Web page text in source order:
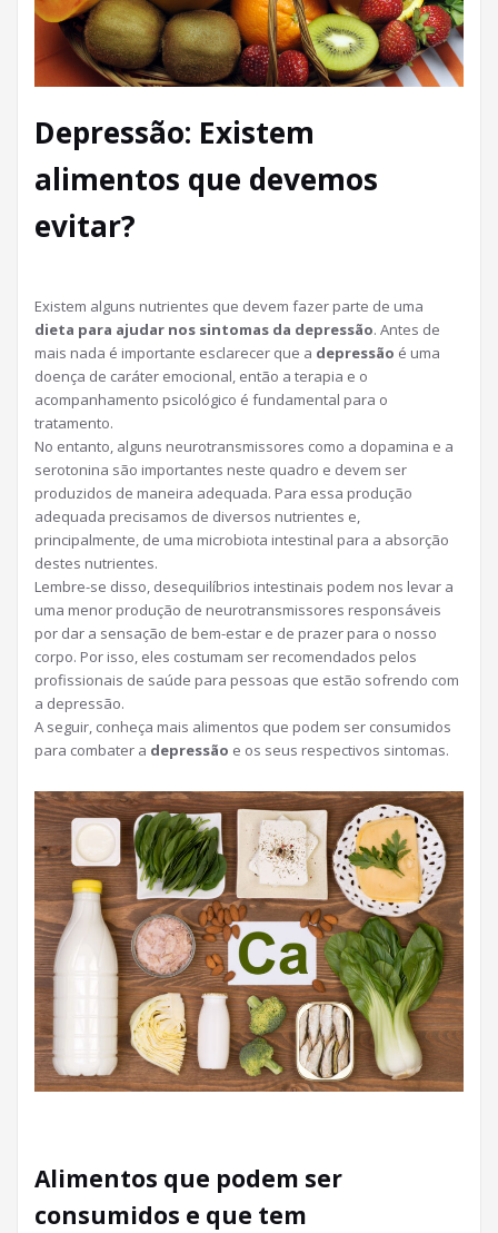
Depressão: Existem
alimentos que devemos
evitar?
Existem alguns nutrientes que devem fazer parte de uma
dieta para ajudar nos sintomas da depressão. Antes de
mais nada é importante esclarecer que a depressão é uma
doença de caráter emocional, então a terapia e o
acompanhamento psicológico é fundamental para o
tratamento.
No entanto, alguns neurotransmissores como a dopamina e a
serotonina são importantes neste quadro e devem ser
produzidos de maneira adequada. Para essa produção
adequada precisamos de diversos nutrientes e,
principalmente, de uma microbiota intestinal para a absorção
destes nutrientes.
Lembre-se disso, desequilíbrios intestinais podem nos levar a
uma menor produção de neurotransmissores responsáveis
por dar a sensação de bem-estar e de prazer para o nosso
corpo. Por isso, eles costumam ser recomendados pelos
profissionais de saúde para pessoas que estão sofrendo com
a depressão.
A seguir, conheça mais alimentos que podem ser consumidos
para combater a depressão e os seus respectivos sintomas.
Alimentos que podem ser
consumidos e que tem